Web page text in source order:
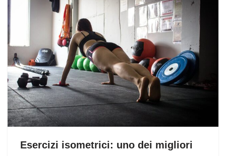
Esercizi isometrici: uno dei migliori